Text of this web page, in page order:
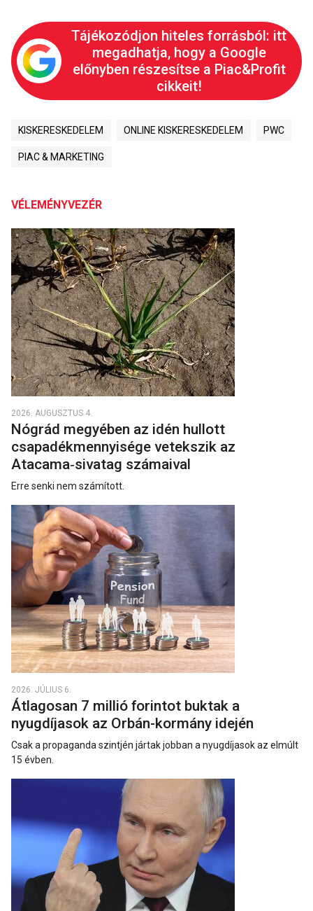
Tájékozódjon hiteles forrásból: itt
megadhatja, hogy a Google
előnyben részesítse a Piac&Profit
cikkeit!
KISKERESKEDELEM ONLINE KISKERESKEDELEM PWC
PIAC & MARKETING
VÉLEMÉNYVEZÉR
2026. AUGUSZTUS 4.
Nógrád megyében az idén hullott
csapadékmennyisége vetekszik az
Atacama‑sivatag számaival
Erre senki nem számított.
2026. JÚLIUS 6.
Átlagosan 7 millió forintot buktak a
nyugdíjasok az Orbán-kormány idején
Csak a propaganda szintjén jártak jobban a nyugdíjasok az elmúlt
15 évben.